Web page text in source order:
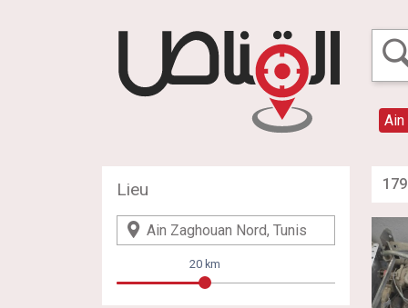
179
Lieu
20 km